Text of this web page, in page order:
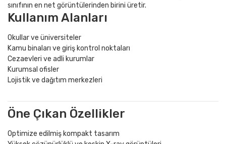
sınıfının en net görüntülerinden birini üretir.
Kullanım Alanları
Okullar ve üniversiteler
Kamu binaları ve giriş kontrol noktaları
Cezaevleri ve adli kurumlar
Kurumsal ofisler
Lojistik ve dağıtım merkezleri
Öne Çıkan Özellikler
Optimize edilmiş kompakt tasarım